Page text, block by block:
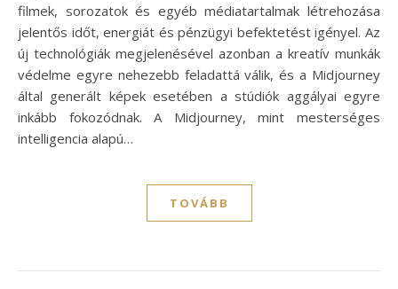
filmek, sorozatok és egyéb médiatartalmak létrehozása
jelentős időt, energiát és pénzügyi befektetést igényel. Az
új technológiák megjelenésével azonban a kreatív munkák
védelme egyre nehezebb feladattá válik, és a Midjourney
által generált képek esetében a stúdiók aggályai egyre
inkább fokozódnak. A Midjourney, mint mesterséges
intelligencia alapú…
TOVÁBB